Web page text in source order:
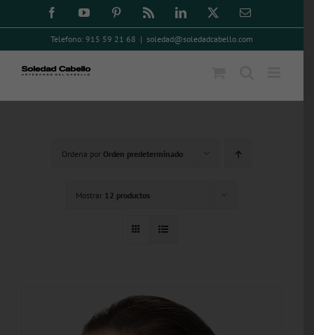
al
contenido
FacebookYouTubePinterestRss LinkedInX
Correo
Telefono: 915 59 21 68 | soledad@soledadcabello.com
Ordena por Orden predeterminado
Mostrar 12 productos